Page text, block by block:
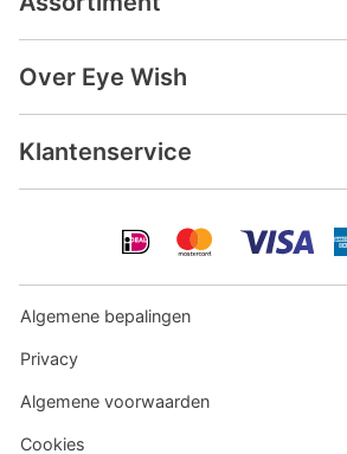
Over Eye Wish
Klantenservice
Algemene bepalingen
Privacy
Algemene voorwaarden
Cookies